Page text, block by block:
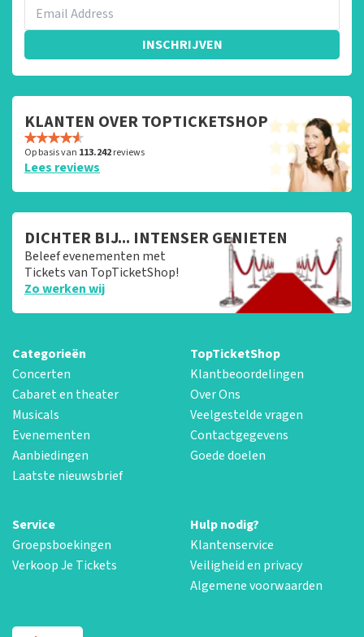
INSCHRIJVEN
KLANTEN OVER TOPTICKETSHOP
Op basis van 113.242reviews
Lees reviews
DICHTER BIJ... INTENSER GENIETEN
Beleef evenementen met
Tickets van TopTicketShop!
Zo werken wij
Categorieën
Concerten
Cabaret en theater
Musicals
Evenementen
Aanbiedingen
Laatste nieuwsbrief
TopTicketShop
Klantbeoordelingen
Over Ons
Veelgestelde vragen
Contactgegevens
Goede doelen
Service
Groepsboekingen
Verkoop Je Tickets
Hulp nodig?
Klantenservice
Veiligheid en privacy
Algemene voorwaarden